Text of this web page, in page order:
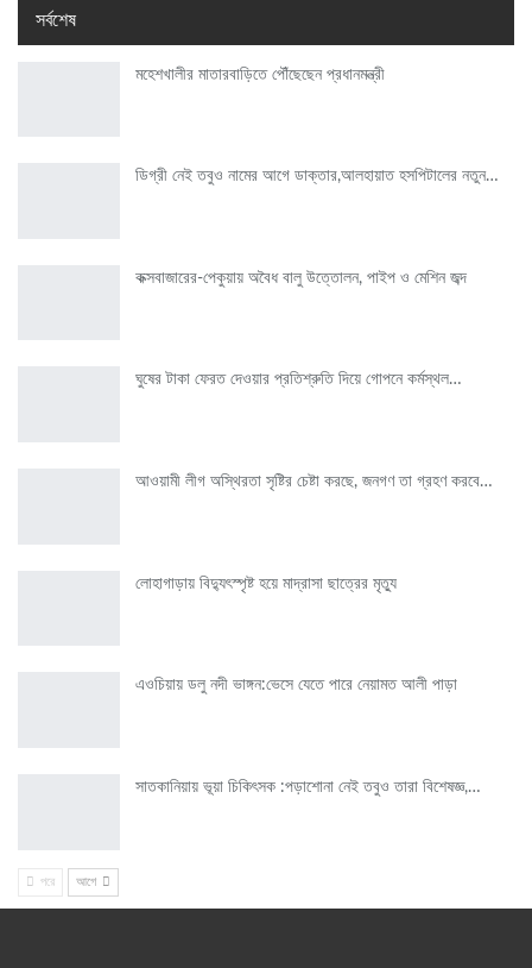
সর্বশেষ
মহেশখালীর মাতারবাড়িতে পৌঁছেছেন প্রধানমন্ত্রী
ডিগ্রী নেই তবুও নামের আগে ডাক্তার,আলহায়াত হসপিটালের নতুন…
কক্সবাজারের-পেকুয়ায় অবৈধ বালু উত্তোলন, পাইপ ও মেশিন জব্দ
ঘুষের টাকা ফেরত দেওয়ার প্রতিশ্রুতি দিয়ে গোপনে কর্মস্থল…
আওয়ামী লীগ অস্থিরতা সৃষ্টির চেষ্টা করছে, জনগণ তা গ্রহণ করবে…
লোহাগাড়ায় বিদ্যুৎস্পৃষ্ট হয়ে মাদ্রাসা ছাত্রের মৃত্যু
এওচিয়ায় ডলু নদী ভাঙ্গন:ভেসে যেতে পারে নেয়ামত আলী পাড়া
সাতকানিয়ায় ভূয়া চিকিৎসক :পড়াশোনা নেই তবুও তারা বিশেষজ্ঞ,…
পরে আগে